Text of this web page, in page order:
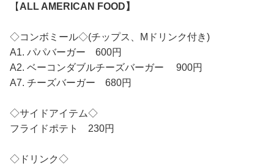
【ALL AMERICAN FOOD】
◇コンボミール◇(チップス、Mドリンク付き)
A1. パパバーガー 600円
A2. ベーコンダブルチーズバーガー 900円
A7. チーズバーガー 680円
◇サイドアイテム◇
フライドポテト 230円
◇ドリンク◇